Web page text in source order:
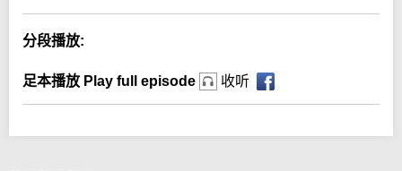
分段播放:
足本播放 Play full episode 收听